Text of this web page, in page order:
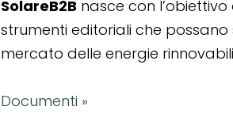
SolareB2B nasce con
strumenti editoriali che
mercato delle energie
Documenti »